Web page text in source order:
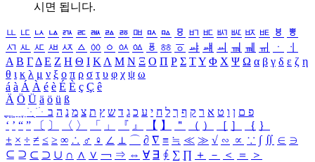
시면 됩니다.
ㅥ ㅦ ㅧ ㅨ ㅩ ㅪ ㅫ ㅬ ㅭ ㅮ ㅯ ㅰ ㅱ ㅲ ㅳ ㅴ ㅵ ㅶ ㅷ ㅸ
ㅹ
ㅺ ㅻ ㅼ ㅽ ㅾ ㅿ ㆀ ㆁ ㆂ ㆃ ㆄ ㆅ ㆆ ㆇ ㆈ ㆉ ㆊ ㆋ ㆌ ㆍ
ㆎ
Α Β ΓΔ Ε Ζ Η Θ Ι ΚΛ Μ Ν Ξ Ο Π Ρ Σ ΤΥ Φ Χ Ψ Ω α β γ δ ε ζ η
θ ι κ λ μ ν ξ ο π ρ σ τ υ φ χ ψ ω
á à Á À é è É È ç Ç ê
Ä Ö Ü ä ö ü ß
ִֶֹ ֻּ ׁׂ פ ם ן ו ט א ר ק ף ך ל ח י ע כ ג ד ש ץ ת צ מ נ ה ב
‘ ’ “ ” 〔 〕 〈 〉 「 」 『 』 【 】 ＂ （ ） ［ ］ ｛ ｝
± × ÷ ≠ ≤ ≥ ∞ ∴ ♂ ♀ ∠ ⊥ ⌒ ∂ ∇ ≡ ≒ ≪ ≫ √ ∽ ∝ ∵ ∫ ∬ ∈ ∋
⊆ ⊇ ⊂ ⊃ ∪ ∩ ∧ ∨ ￢ ⇒ ⇔ ∀ ∃ ∮ ∑ ∏ ＋ － ＜ ＝
＞